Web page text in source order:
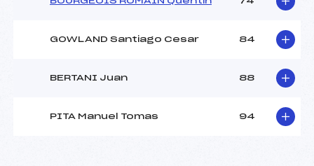
GOWLAND Santiago Cesar 84
BERTANI Juan 88
PITA Manuel Tomas 94